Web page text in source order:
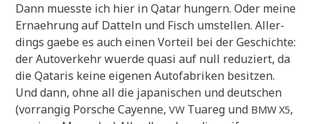
Dann muess­te ich hier in Qatar hun­gern. Oder mei­ne
Ernaeh­rung auf Dat­teln und Fisch umstel­len. Aller­
dings gae­be es auch einen Vor­teil bei der Geschich­te:
der Auto­ver­kehr wuer­de qua­si auf null redu­ziert, da
die Qata­ris kei­ne eige­nen Auto­fa­bri­ken besit­zen.
Und dann, ohne all die japa­ni­schen und deut­schen
(vor­ran­gig Por­sche Cayenne,VW Tua­reg und BMW X5,